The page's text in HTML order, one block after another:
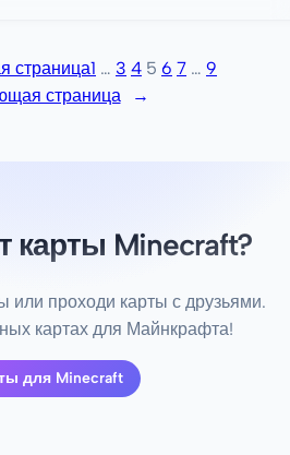
страница1 … 3 4 5 6 7 … 9
страница
→
карты Minecraft?
или проходи карты с друзьями.
картах для Майнкрафта!
для Minecraft